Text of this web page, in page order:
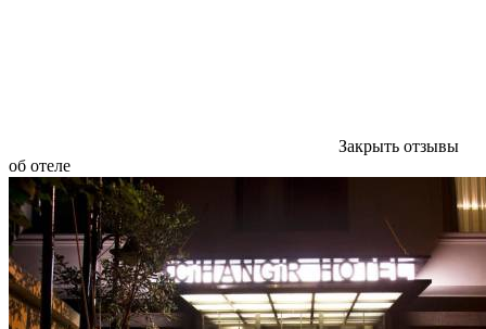
Закрыть отзывы
об отеле